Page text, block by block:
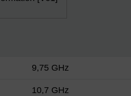
9,75 GHz
10,7 GHz